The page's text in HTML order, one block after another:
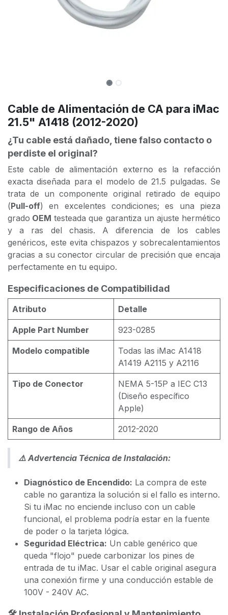
Cable de Alimentación de CA para iMac
21.5" A1418 (2012-2020)
¿Tu cable está dañado, tiene falso contacto o
perdiste el original?
Este cable de alimentación externo es la refacción
exacta diseñada para el modelo de 21.5 pulgadas. Se
trata de un componente original retirado de equipo
(Pull-off) en excelentes condiciones; es una pieza
grado OEM testeada que garantiza un ajuste hermético
y a ras del chasis. A diferencia de los cables
genéricos, este evita chispazos y sobrecalentamientos
gracias a su conector circular de precisión que encaja
perfectamente en tu equipo.
Especificaciones de Compatibilidad
Atributo Detalle
Apple Part Number 923-0285
Modelo compatible
Todas las iMac A1418
A1419 A2115 y A2116
Tipo de Conector
NEMA 5-15P a IEC C13
(Diseño específico
Apple)
Rango de Años 2012-2020
⚠️ Advertencia Técnica de Instalación:
Diagnóstico de Encendido: La compra de este
cable no garantiza la solución si el fallo es interno.
Si tu iMac no enciende incluso con un cable
funcional, el problema podría estar en la fuente
de poder o la tarjeta lógica.
Seguridad Eléctrica: Un cable genérico que
queda "flojo" puede carbonizar los pines de
entrada de tu iMac. Usar el cable original asegura
una conexión firme y una conducción estable de
100V - 240V AC.